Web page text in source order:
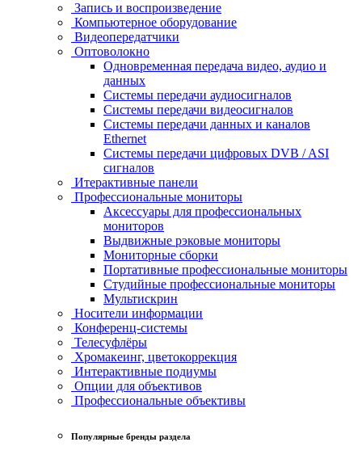
Запись и воспроизведение
Компьютерное оборудование
Видеопередатчики
Оптоволокно
Одновременная передача видео, аудио и
данных
Системы передачи аудиосигналов
Системы передачи видеосигналов
Системы передачи данных и каналов
Ethernet
Системы передачи цифровых DVB / ASI
сигналов
Итерактивные панели
Профессиональные мониторы
Аксессуары для профессиональных
мониторов
Выдвижные рэковые мониторы
Мониторные сборки
Портативные профессиональные мониторы
Студийные профессиональные мониторы
Мультискрин
Носители информации
Конференц-системы
Телесуфлёры
Хромакеинг, цветокоррекция
Интерактивные подиумы
Опции для объективов
Профессиональные объективы
Популярные бренды раздела